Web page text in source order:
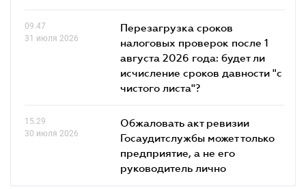
09.47
31 июля 2026
Перезагрузка сроков
налоговых проверок после 1
августа 2026 года: будет ли
исчисление сроков давности "с
чистого листа"?
15.29
30 июля 2026
Обжаловать акт ревизии
Госаудитслужбы может только
предприятие, а не его
руководитель лично